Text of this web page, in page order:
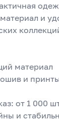
и
материал
и
от 1 000
и